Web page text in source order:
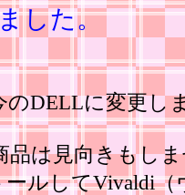
した。
DELLに変更し
品は見向きもし
ルしてVivaldi